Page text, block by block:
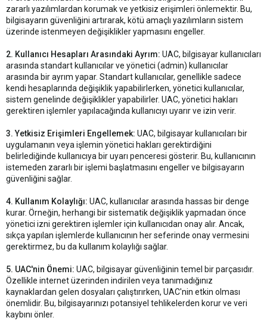
zararlı yazılımlardan korumak ve yetkisiz erişimleri önlemektir. Bu,
bilgisayarın güvenliğini artırarak, kötü amaçlı yazılımların sistem
üzerinde istenmeyen değişiklikler yapmasını engeller.
2. Kullanıcı Hesapları Arasındaki Ayrım: UAC, bilgisayar kullanıcıları
arasında standart kullanıcılar ve yönetici (admin) kullanıcılar
arasında bir ayrım yapar. Standart kullanıcılar, genellikle sadece
kendi hesaplarında değişiklik yapabilirlerken, yönetici kullanıcılar,
sistem genelinde değişiklikler yapabilirler. UAC, yönetici hakları
gerektiren işlemler yapılacağında kullanıcıyı uyarır ve izin verir.
3. Yetkisiz Erişimleri Engellemek: UAC, bilgisayar kullanıcıları bir
uygulamanın veya işlemin yönetici hakları gerektirdiğini
belirlediğinde kullanıcıya bir uyarı penceresi gösterir. Bu, kullanıcının
istemeden zararlı bir işlemi başlatmasını engeller ve bilgisayarın
güvenliğini sağlar.
4. Kullanım Kolaylığı: UAC, kullanıcılar arasında hassas bir denge
kurar. Örneğin, herhangi bir sistematik değişiklik yapmadan önce
yönetici izni gerektiren işlemler için kullanıcıdan onay alır. Ancak,
sıkça yapılan işlemlerde kullanıcının her seferinde onay vermesini
gerektirmez, bu da kullanım kolaylığı sağlar.
5. UAC'nin Önemi: UAC, bilgisayar güvenliğinin temel bir parçasıdır.
Özellikle internet üzerinden indirilen veya tanımadığınız
kaynaklardan gelen dosyaları çalıştırırken, UAC'nin etkin olması
önemlidir. Bu, bilgisayarınızı potansiyel tehlikelerden korur ve veri
kaybını önler.